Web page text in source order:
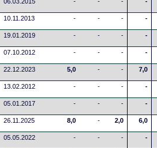
10.11.2013 - - - -
19.01.2019 - - - -
07.10.2012 - - - -
22.12.2023 5,0 - - 7,0
13.02.2012 - - - -
05.01.2017 - - - -
26.11.2025 8,0 - 2,0 6,0
05.05.2022 - - - -